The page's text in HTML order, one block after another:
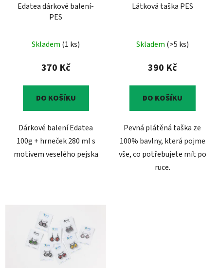
Edatea dárkové balení-
PES
Skladem (1 ks)
370 Kč
DO KOŠÍKU
Dárkové balení Edatea
100g + hrneček 280 ml s
motivem veselého pejska
Látková taška PES
Skladem (>5 ks)
390 Kč
DO KOŠÍKU
Pevná plátěná taška ze
100% bavlny, která pojme
vše, co potřebujete mít po
ruce.